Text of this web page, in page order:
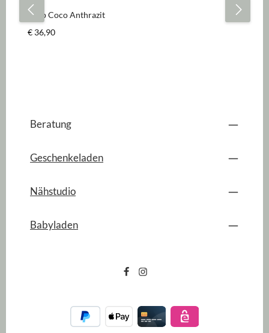
Loop Coco Anthrazit
Regulärer Preis:
€ 36,90
Beratung
Geschenkeladen
Nähstudio
Babyladen